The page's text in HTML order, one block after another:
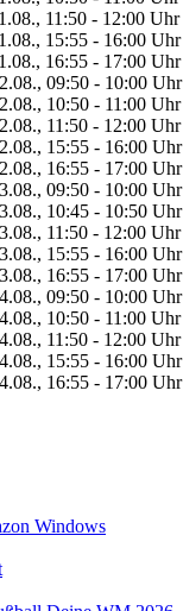
11:50 - 12:00 Uhr
15:55 - 16:00 Uhr
16:55 - 17:00 Uhr
09:50 - 10:00 Uhr
10:50 - 11:00 Uhr
11:50 - 12:00 Uhr
15:55 - 16:00 Uhr
16:55 - 17:00 Uhr
09:50 - 10:00 Uhr
10:45 - 10:50 Uhr
11:50 - 12:00 Uhr
15:55 - 16:00 Uhr
16:55 - 17:00 Uhr
09:50 - 10:00 Uhr
10:50 - 11:00 Uhr
11:50 - 12:00 Uhr
15:55 - 16:00 Uhr
16:55 - 17:00 Uhr
Windows